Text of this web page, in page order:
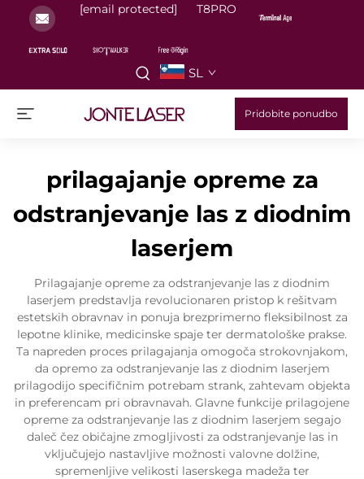
[email protected] T8PRO
SL
Pridobite ponudbo
prilagajanje opreme za
odstranjevanje las z diodnim
laserjem
Prilagajanje opreme za odstranjevanje las z diodnim
laserjem predstavlja revolucionaren pristop k rešitvam
estetskih obravnav in ponuja brezprimerno fleksibilnost za
lepotne klinike, medicinske spaje ter dermatološke prakse.
Ta napreden proces prilagajanja omogoča strokovnjakom,
da opremo za odstranjevanje las z diodnim laserjem
prilagodijo specifičnim potrebam strank, zahtevam objekta
in preferencam pri obravnavah. Glavne funkcije prilagojene
opreme za odstranjevanje las z diodnim laserjem segajo
daleč čez običajne zmogljivosti za odstranjevanje las in
vključujejo nastavljive možnosti valovne dolžine,
spremenljive velikosti laserskega madeža ter